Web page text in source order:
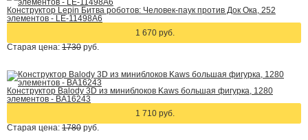
Конструктор Lepin Битва роботов: Человек-паук против Док Ока, 252
элементов - LE-11498A6
1 670 руб.
Старая цена: 1730 руб.
Конструктор Balody 3D из миниблоков Kaws большая фигурка, 1280
элементов - BA16243
1 710 руб.
Старая цена: 1780 руб.